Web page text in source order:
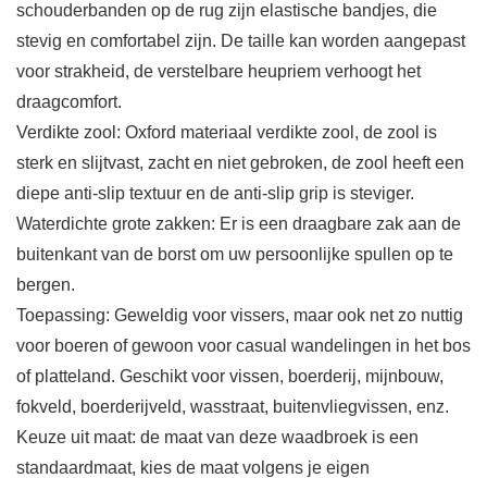
schouderbanden op de rug zijn elastische bandjes, die
stevig en comfortabel zijn. De taille kan worden aangepast
voor strakheid, de verstelbare heupriem verhoogt het
draagcomfort.
Verdikte zool: Oxford materiaal verdikte zool, de zool is
sterk en slijtvast, zacht en niet gebroken, de zool heeft een
diepe anti-slip textuur en de anti-slip grip is steviger.
Waterdichte grote zakken: Er is een draagbare zak aan de
buitenkant van de borst om uw persoonlijke spullen op te
bergen.
Toepassing: Geweldig voor vissers, maar ook net zo nuttig
voor boeren of gewoon voor casual wandelingen in het bos
of platteland. Geschikt voor vissen, boerderij, mijnbouw,
fokveld, boerderijveld, wasstraat, buitenvliegvissen, enz.
Keuze uit maat: de maat van deze waadbroek is een
standaardmaat, kies de maat volgens je eigen